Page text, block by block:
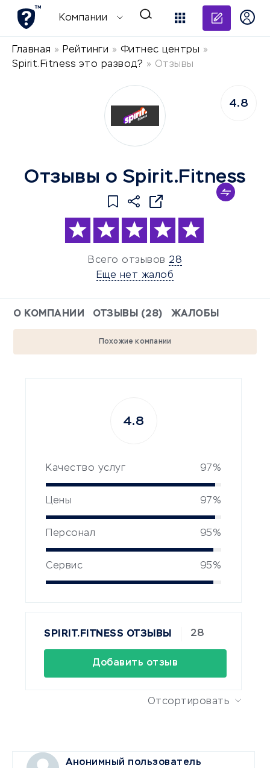
Компании
Главная » Рейтинги » Фитнес центры »
Spirit.Fitness это развод? » Отзывы
Отзывы о Spirit.Fitness
Всего отзывов 28
Еще нет жалоб
4.8
О КОМПАНИИ ОТЗЫВЫ (28) ЖАЛОБЫ
Похожие компании
Качество услуг 97%
Цены 97%
Персонал 95%
Сервис 95%
4.8
SPIRIT.FITNESS ОТЗЫВЫ 28
Добавить отзыв
Отсортировать
Анонимный пользователь